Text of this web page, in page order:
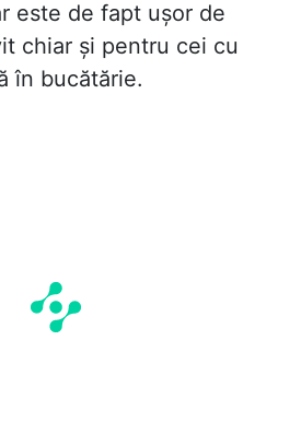
este de fapt ușor de
chiar și pentru cei cu
în bucătărie.